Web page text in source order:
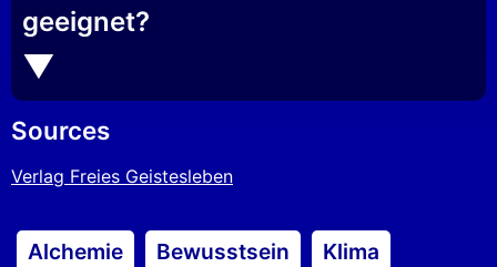
geeignet?
Sources
Verlag Freies Geistesleben
Alchemie Bewusstsein
Klima